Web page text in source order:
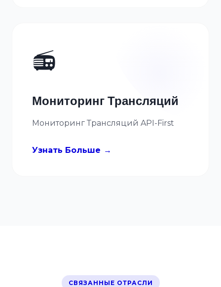
📻
Мониторинг Трансляций
Мониторинг Трансляций API-First
Узнать Больше
СВЯЗАННЫЕ ОТРАСЛИ